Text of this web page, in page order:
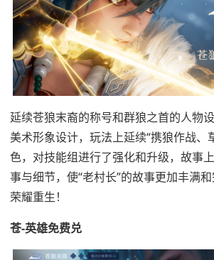
延续苍狼末裔的称号和群狼之首的人物
美术形象设计，玩法上延续“携狼作战、
色，对技能组进行了强化和升级，故事
事与细节，使“老村长”的故事更加丰满和
荣耀重生！
苍-英雄免费兑